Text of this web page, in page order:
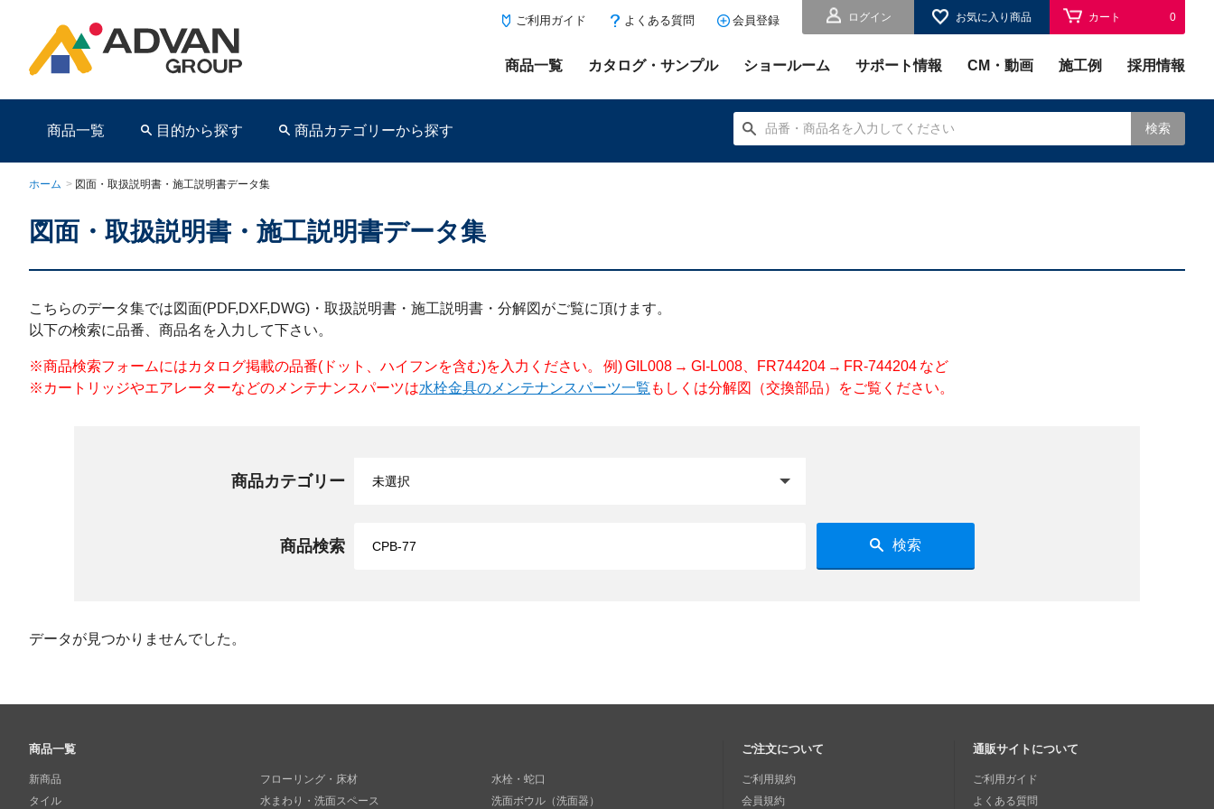
ログイン お気に入り商品 カート 0
ご利用ガイド よくある質問 会員登録
商品一覧 カタログ・サンプル ショールーム サポート情報 CM・動画 施工例 採用情報
商品一覧 目的から探す 商品カテゴリーから探す 検索
ホーム > 図面・取扱説明書・施工説明書データ集
図面・取扱説明書・施工説明書データ集
こちらのデータ集では図面(PDF,DXF,DWG)・取扱説明書・施工説明書・分解図がご覧に頂けます。
以下の検索に品番、商品名を入力して下さい。
※商品検索フォームにはカタログ掲載の品番(ドット、ハイフンを含む)を入力ください。 例) GIL008 → GI-L008、FR744204 → FR-744204 など
※カートリッジやエアレーターなどのメンテナンスパーツは水栓金具のメンテナンスパーツ一覧 もしくは分解図（交換部品）をご覧ください。
商品カテゴリー
商品検索 検索
データが見つかりませんでした。
商品一覧
新商品
タイル
フローリング・床材
水まわり・洗面スペース
水栓・蛇口
洗面ボウル（洗面器）
ご注文について
ご利用規約
会員規約
通販サイトについて
ご利用ガイド
よくある質問